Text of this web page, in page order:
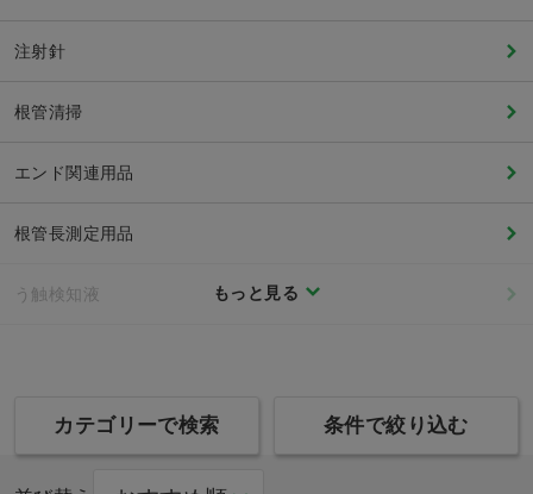
注射針
根管清掃
エンド関連用品
根管長測定用品
う触検知液 もっと見る
カテゴリーで検索 条件で絞り込む